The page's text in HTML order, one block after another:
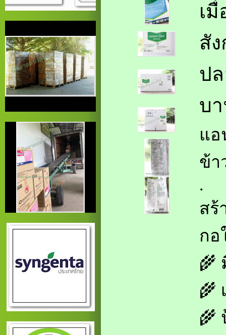
เ
สั
ป
บ
แอ
ข้า
.
สร้
กอ
🌾
🌾
🌾